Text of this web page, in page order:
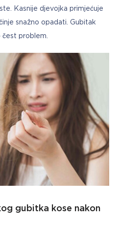
Kasnije djevojka primjećuje
snažno opadati. Gubitak
čest problem.
gubitka kose nakon